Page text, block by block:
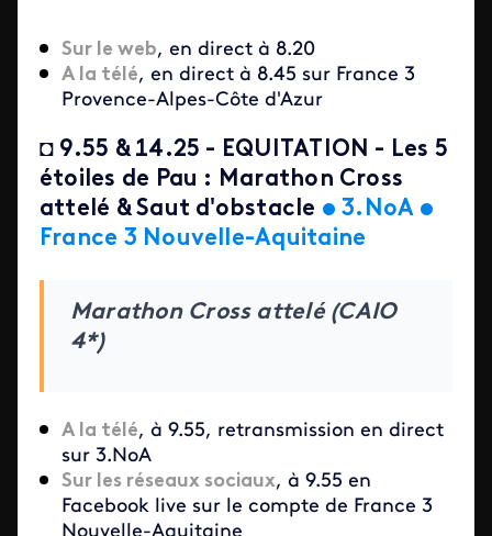
Sur le web, en direct à 8.20
A la télé, en direct à 8.45 sur France 3
Provence-Alpes-Côte d'Azur
◘ 9.55 & 14.25 - EQUITATION - Les 5
étoiles de Pau : Marathon Cross
attelé & Saut d'obstacle • 3.NoA •
France 3 Nouvelle-Aquitaine
Marathon Cross attelé (CAIO
4*)
A la télé, à 9.55, retransmission en direct
sur 3.NoA
Sur les réseaux sociaux, à 9.55 en
Facebook live sur le compte de France 3